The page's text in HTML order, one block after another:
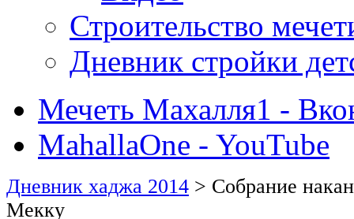
Строительство
Дневник стройки
Мечеть Махалля1 -
MahallaOne - YouTube
Дневник хаджа 2014 > Собрание
Мекку